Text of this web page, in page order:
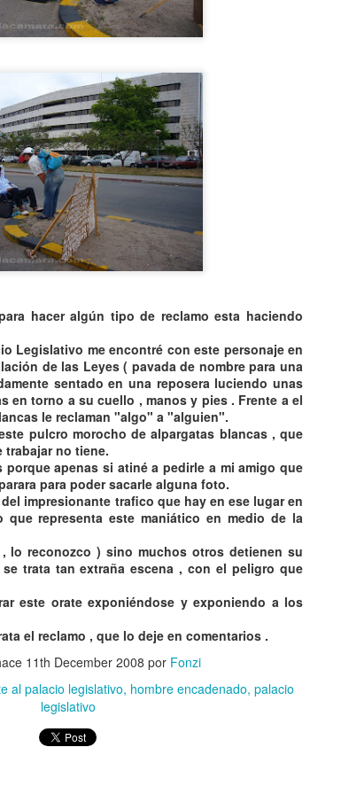
haceralgún tipo de reclamo esta haciendo
Legislativo me encontré con este personajeen
de las Leyes ( pavada de nombre para una
sentado en una reposeraluciendo unas
en torno a su cuello , manos y pies . Frente a el
le reclaman "algo" a "alguien".
pulcro morocho de alpargatas blancas , que
trabajar no tiene.
porque apenas si atiné a pedirle a mi amigo que
para poder sacarle alguna foto.
impresionante trafico que hay en ese lugar en
representa este maniático en medio de la
lo reconozco ) sino muchos otros detienen su
trata tan extraña escena , con el peligro que
este orate exponiéndose y exponiendo a los
el reclamo , que lo deje en comentarios .
11th December 2008 por Fonzi
al palacio legislativo hombre encadenado palacio
legislativo
OVNI EN
!
🛸👽
EN URUGUAY !
EXCLUSIVAS! 🛸👽
ECLUSIVAS de DOS
en el barrio Lezica
! LUEGO DE VER
EL CIELO los vecinos
fuerte estruendo !!
AUG
8
TOP 20
ESCULTURAS QUE
DESAFÍAN LA
TOP 20 ESCULTURAS QUE
DESAFÍAN LA GRAVEDAD
Hay artistas que se pasan de
AMOS SUPREMOS DEL
EQUILIBRIO.
de Lisboa - Visita a su interior
LOS INVITO A VER SU INTERIOR.
CASTILLO DE LOS BICHOS - Leyenda Urbana de